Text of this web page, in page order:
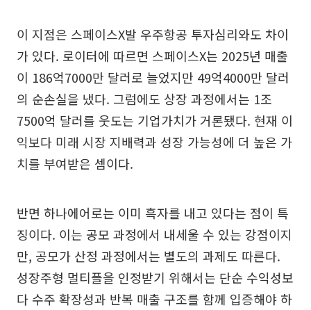
이 지점은 스페이스X발 우주항공 투자심리와도 차이
가 있다. 로이터에 따르면 스페이스X는 2025년 매출
이 186억7000만 달러로 늘었지만 49억4000만 달러
의 순손실을 냈다. 그럼에도 상장 과정에서는 1조
7500억 달러를 웃도는 기업가치가 거론됐다. 현재 이
익보다 미래 시장 지배력과 성장 가능성에 더 높은 가
치를 부여받은 셈이다.
반면 하나에어로는 이미 흑자를 내고 있다는 점이 특
징이다. 이는 공모 과정에서 내세울 수 있는 강점이지
만, 공모가 산정 과정에서는 별도의 과제도 따른다.
성장주형 멀티플을 인정받기 위해서는 단순 수익성보
다 수주 확장성과 반복 매출 구조를 함께 입증해야 하